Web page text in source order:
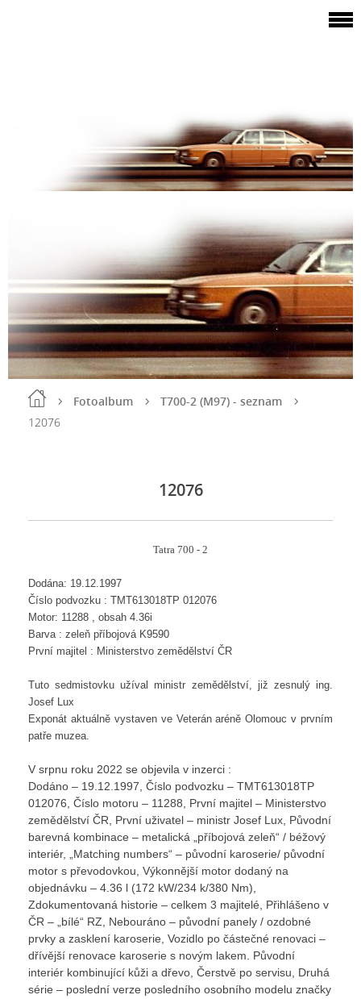
Fotoalbum
T700-2 (M97) - seznam
12076
12076
Tatra 700 - 2
Dodána: 19.12.1997
Číslo podvozku : TMT613018TP 012076
Motor: 11288 , obsah 4.36i
Barva : zeleň příbojová K9590
První majitel : Ministerstvo zemědělství ČR
Tuto sedmistovku užíval ministr zemědělství, již zesnulý ing.
Josef Lux
Exponát aktuálně vystaven ve Veterán aréně Olomouc v prvním
patře muzea.
V srpnu roku 2022 se objevila v inzerci :
Dodáno – 19.12.1997, Číslo podvozku – TMT613018TP
012076, Číslo motoru – 11288, První majitel – Ministerstvo
zemědělství ČR, První uživatel – ministr Josef Lux, Původní
barevná kombinace – metalická „příbojová zeleň“ / béžový
interiér, „Matching numbers“ – původní karoserie/ původní
motor s převodovkou, Výkonnější motor dodaný na
objednávku – 4.36 l (172 kW/234 k/380 Nm),
Zdokumentovaná historie – celkem 3 majitelé, Přihlášeno v
ČR – „bílé“ RZ, Nebouráno – původní panely / ozdobné
prvky a zasklení karoserie, Vozidlo po částečné renovaci –
dřívější renovace karoserie s novým lakem. Původní
interiér kombinující kůži a dřevo, Čerstvě po servisu, Druhá
série – poslední verze posledního osobního modelu značky